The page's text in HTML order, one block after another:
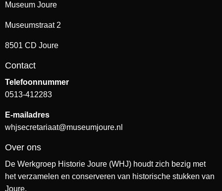
Museum Joure
Museumstraat 2
8501 CD Joure
Contact
Telefoonnummer
0513-412283
E-mailadres
whjsecretariaat@museumjoure.nl
Over ons
De Werkgroep Historie Joure (WHJ) houdt zich bezig met
het verzamelen en conserveren van historische stukken van
Joure.